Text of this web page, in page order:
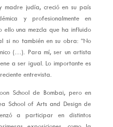
judía, creció en su país
y profesionalmente en
una mezcla que ha influido
si no también en su obra: “No
(…). Para mí, ser un artista
a ser igual. Lo importante es
entrevista.
School de Bombai, pero en
School of Arts and Design de
a participar en distintos